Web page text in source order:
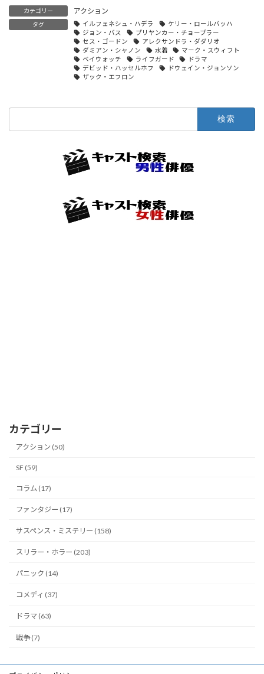
カテゴリー アクション
タグ イルフェネシュ・ハデラ
ケリー・ロールバッハ
ジョン・バス
プリヤンカー・チョープラー
セス・ゴードン
アレクサンドラ・ダダリオ
ダミアン・シャノン
水着
マーク・スウィフト
ベイウォッチ
ライフガード
ドラマ
デビッド・ハッセルホフ
ドウェイン・ジョンソン
ザック・エフロン
カテゴリー
アクション (50)
SF (59)
コラム (17)
ファンタジー (17)
サスペンス・ミステリー (158)
スリラー・ホラー (203)
パニック (14)
コメディ (37)
ドラマ (63)
戦争 (7)